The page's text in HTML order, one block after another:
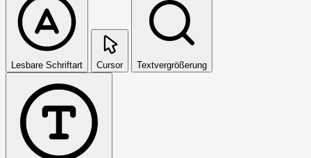
Lesbare Schriftart Cursor Textvergrößerung